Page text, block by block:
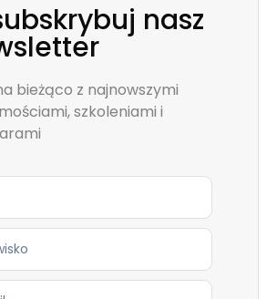
nasz
bieżąco z najnowszymi
szkoleniami i